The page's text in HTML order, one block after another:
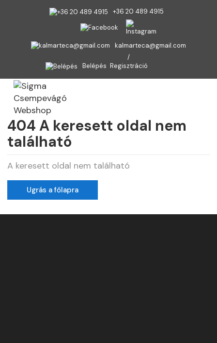
+36 20 489 4915
kalmarteca@gmail.com
Belépés Regisztráció
404 A keresett oldal nem
található
A keresett oldal nem található
Ugrás a főlapra